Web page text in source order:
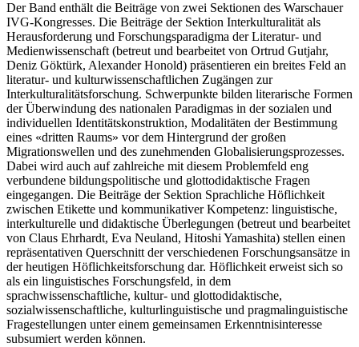
Der Band enthält die Beiträge von zwei Sektionen des Warschauer
IVG-Kongresses. Die Beiträge der Sektion Interkulturalität als
Herausforderung und Forschungsparadigma der Literatur- und
Medienwissenschaft (betreut und bearbeitet von Ortrud Gutjahr,
Deniz Göktürk, Alexander Honold) präsentieren ein breites Feld an
literatur- und kulturwissenschaftlichen Zugängen zur
Interkulturalitätsforschung. Schwerpunkte bilden literarische Formen
der Überwindung des nationalen Paradigmas in der sozialen und
individuellen Identitätskonstruktion, Modalitäten der Bestimmung
eines «dritten Raums» vor dem Hintergrund der großen
Migrationswellen und des zunehmenden Globalisierungsprozesses.
Dabei wird auch auf zahlreiche mit diesem Problemfeld eng
verbundene bildungspolitische und glottodidaktische Fragen
eingegangen. Die Beiträge der Sektion Sprachliche Höflichkeit
zwischen Etikette und kommunikativer Kompetenz: linguistische,
interkulturelle und didaktische Überlegungen (betreut und bearbeitet
von Claus Ehrhardt, Eva Neuland, Hitoshi Yamashita) stellen einen
repräsentativen Querschnitt der verschiedenen Forschungsansätze in
der heutigen Höflichkeitsforschung dar. Höflichkeit erweist sich so
als ein linguistisches Forschungsfeld, in dem
sprachwissenschaftliche, kultur- und glottodidaktische,
sozialwissenschaftliche, kulturlinguistische und pragmalinguistische
Fragestellungen unter einem gemeinsamen Erkenntnisinteresse
subsumiert werden können.